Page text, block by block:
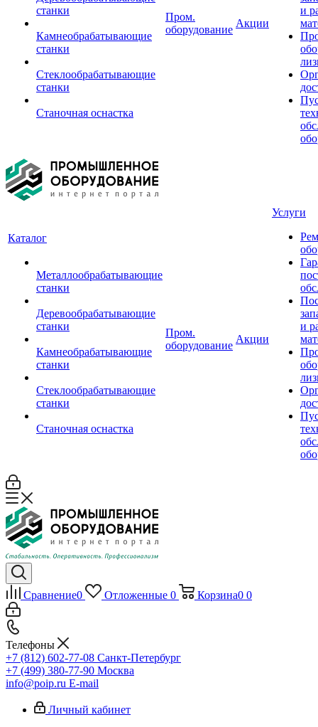
станки
Камнеобрабатывающие
станки
Стеклообрабатывающие
станки
Станочная оснастка
Пром.
оборудование
Акции
и
Каталог
Металлообрабатывающие
станки
Деревообрабатывающие
станки
Камнеобрабатывающие
станки
Стеклообрабатывающие
станки
Станочная оснастка
Пром.
оборудование
Акции
Услуги
и
Сравнение0 Отложенные 0 Корзина0 0
Телефоны
+7 (812) 602-77-08 Санкт-Петербург
+7 (499) 380-77-90 Москва
info@poip.ru E-mail
Личный кабинет